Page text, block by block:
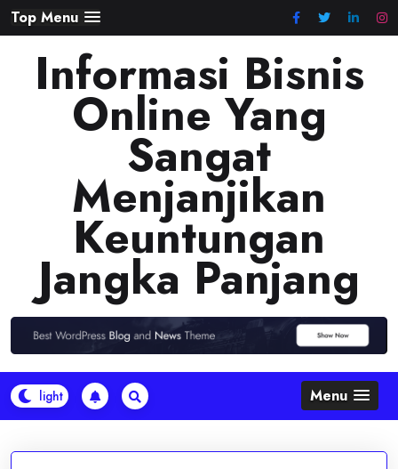
Skip
to
content
Top Menu
Informasi Bisnis
Online Yang
Sangat
Menjanjikan
Keuntungan
Jangka Panjang
Menu